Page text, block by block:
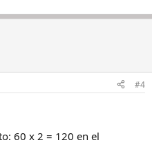
#4
60 x 2 = 120 en el